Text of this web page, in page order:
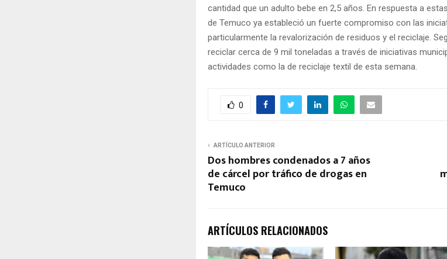
cantidad que un adulto bebe en 2,5 años. En respuesta a
de Temuco ya estableció un fuerte compromiso con las
particularmente la revalorización de residuos y el reciclaje.
reciclar cerca de 9 mil toneladas a través de iniciativas
actividades como la de reciclaje textil de esta semana.
0
ARTÍCULO ANTERIOR
Dos hombres condenados a 7 años
de cárcel por tráfico de drogas en
Temuco
ARTÍCULOS RELACIONADOS